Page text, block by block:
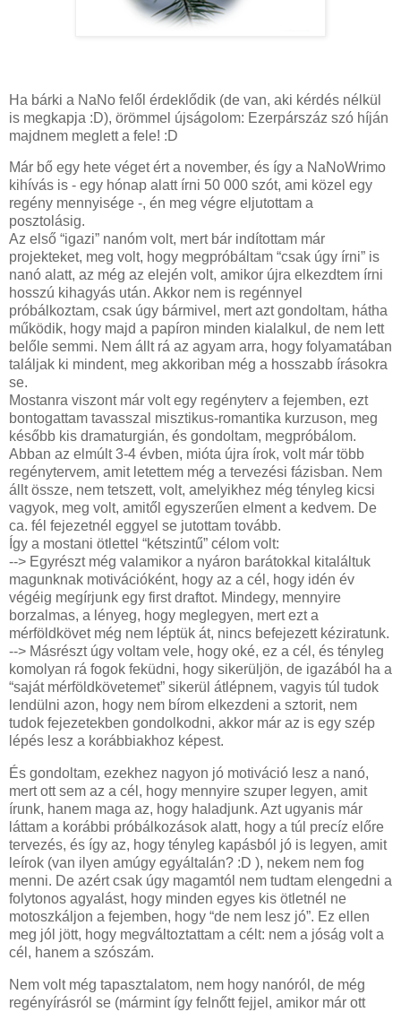
Ha bárki a NaNo felől érdeklődik (de van, aki kérdés nélkül
is megkapja :D), örömmel újságolom: Ezerpárszáz szó híján
majdnem meglett a fele! :D
Már bő egy hete véget ért a november, és így a NaNoWrimo
kihívás is - egy hónap alatt írni 50 000 szót, ami közel egy
regény mennyisége -, én meg végre eljutottam a
posztolásig.
Az első “igazi” nanóm volt, mert bár indítottam már
projekteket, meg volt, hogy megpróbáltam “csak úgy írni” is
nanó alatt, az még az elején volt, amikor újra elkezdtem írni
hosszú kihagyás után. Akkor nem is regénnyel
próbálkoztam, csak úgy bármivel, mert azt gondoltam, hátha
működik, hogy majd a papíron minden kialalkul, de nem lett
belőle semmi. Nem állt rá az agyam arra, hogy folyamatában
találjak ki mindent, meg akkoriban még a hosszabb írásokra
se.
Mostanra viszont már volt egy regényterv a fejemben, ezt
bontogattam tavasszal misztikus-romantika kurzuson, meg
később kis dramaturgián, és gondoltam, megpróbálom.
Abban az elmúlt 3-4 évben, mióta újra írok, volt már több
regénytervem, amit letettem még a tervezési fázisban. Nem
állt össze, nem tetszett, volt, amelyikhez még tényleg kicsi
vagyok, meg volt, amitől egyszerűen elment a kedvem. De
ca. fél fejezetnél eggyel se jutottam tovább.
Így a mostani ötlettel “kétszintű” célom volt:
--> Egyrészt még valamikor a nyáron barátokkal kitaláltuk
magunknak motivációként, hogy az a cél, hogy idén év
végéig megírjunk egy first draftot. Mindegy, mennyire
borzalmas, a lényeg, hogy meglegyen, mert ezt a
mérföldkövet még nem léptük át, nincs befejezett kéziratunk.
--> Másrészt úgy voltam vele, hogy oké, ez a cél, és tényleg
komolyan rá fogok feküdni, hogy sikerüljön, de igazából ha a
“saját mérföldkövetemet” sikerül átlépnem, vagyis túl tudok
lendülni azon, hogy nem bírom elkezdeni a sztorit, nem
tudok fejezetekben gondolkodni, akkor már az is egy szép
lépés lesz a korábbiakhoz képest.
És gondoltam, ezekhez nagyon jó motiváció lesz a nanó,
mert ott sem az a cél, hogy mennyire szuper legyen, amit
írunk, hanem maga az, hogy haladjunk. Azt ugyanis már
láttam a korábbi próbálkozások alatt, hogy a túl precíz előre
tervezés, és így az, hogy tényleg kapásból jó is legyen, amit
leírok (van ilyen amúgy egyáltalán? :D ), nekem nem fog
menni. De azért csak úgy magamtól nem tudtam elengedni a
folytonos agyalást, hogy minden egyes kis ötletnél ne
motoszkáljon a fejemben, hogy “de nem lesz jó”. Ez ellen
meg jól jött, hogy megváltoztattam a célt: nem a jóság volt a
cél, hanem a szószám.
Nem volt még tapasztalatom, nem hogy nanóról, de még
regényírásról se (mármint így felnőtt fejjel, amikor már ott